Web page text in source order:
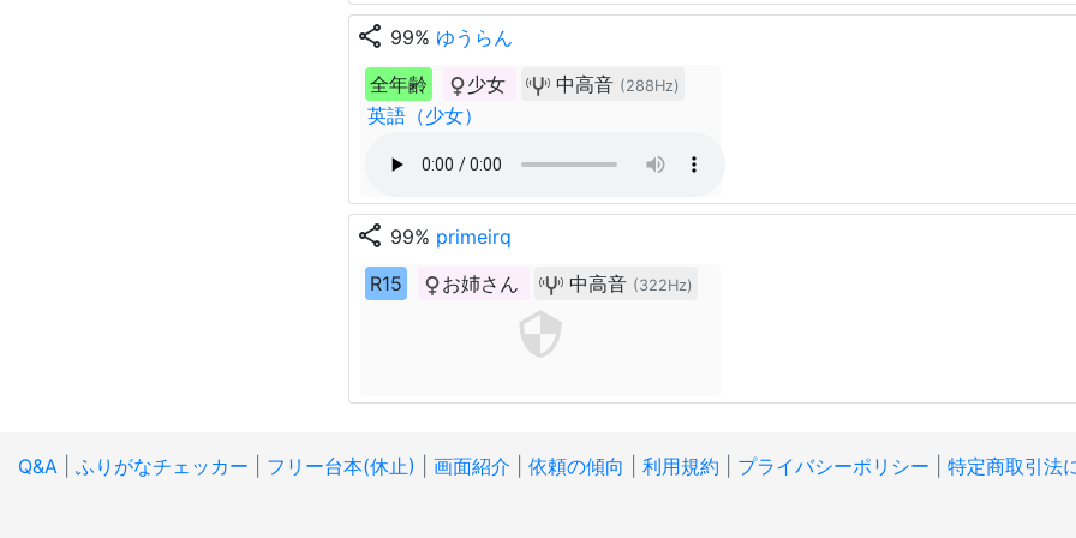
share 99% ゆうらん
全年齢
少女 中高音 (288Hz)
英語（少女）
share 99% primeirq
R15
お姉さん 中高音 (322Hz)
Q&A ふりがなチェッカー フリー台本(休止) 画面紹介 依頼の傾向 利用規約 プライバシーポリシー 特定商取引法